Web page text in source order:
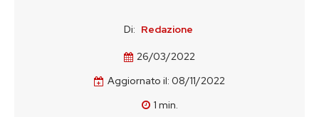
Di: Redazione
26/03/2022
Aggiornato il: 08/11/2022
1 min.